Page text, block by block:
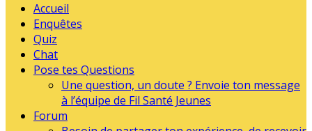
Accueil
Enquêtes
Quiz
Chat
Pose tes Questions
Une question, un doute ? Envoie ton message
à l’équipe de Fil Santé Jeunes
Forum